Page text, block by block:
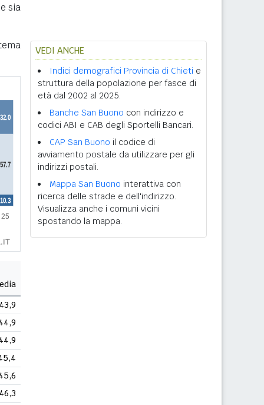
sia
VEDI ANCHE
Indici demografici Provincia di Chieti e
struttura della popolazione per fasce di
età dal 2002 al 2025.
Banche San Buono con indirizzo e
codici ABI e CAB degli Sportelli Bancari.
CAP San Buono il codice di
avviamento postale da utilizzare per gli
indirizzi postali.
Mappa San Buono interattiva con
ricerca delle strade e dell'indirizzo.
Visualizza anche i comuni vicini
spostando la mappa.